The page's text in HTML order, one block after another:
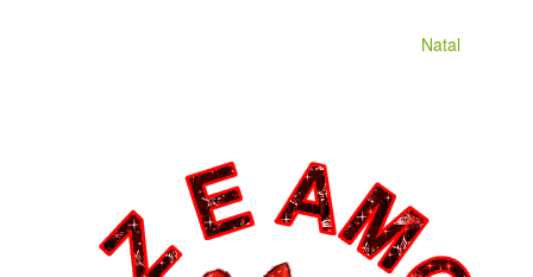
Natal